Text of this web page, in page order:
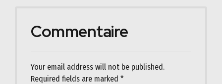
Commentaire
Your email address will not be published.
Required fields are marked *